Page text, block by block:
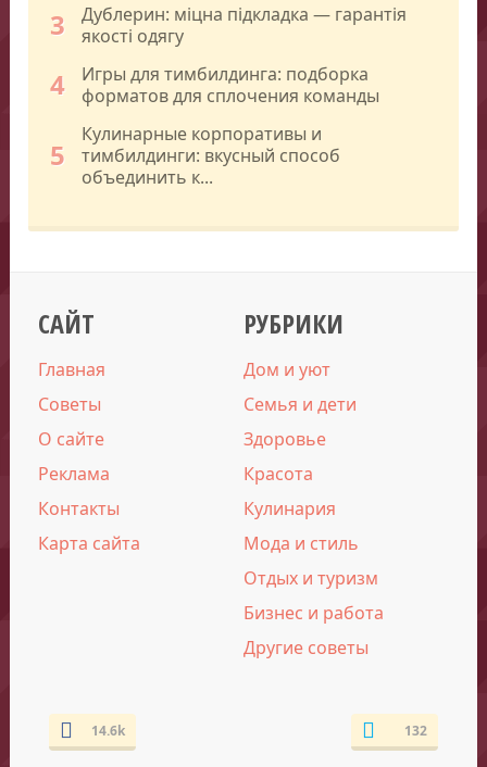
3
Дублерин: міцна підкладка — гарантія
якості одягу
4
Игры для тимбилдинга: подборка
форматов для сплочения команды
5
Кулинарные корпоративы и
тимбилдинги: вкусный способ
объединить к...
САЙТ
Главная
Советы
О сайте
Реклама
Контакты
Карта сайта
РУБРИКИ
Дом и уют
Семья и дети
Здоровье
Красота
Кулинария
Мода и стиль
Отдых и туризм
Бизнес и работа
Другие советы
14.6k 132